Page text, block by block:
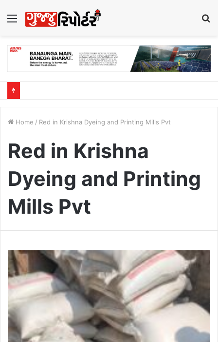
Menu
Home / Red in Krishna Dyeing and Printing Mills Pvt
Red in Krishna
Dyeing and Printing
Mills Pvt